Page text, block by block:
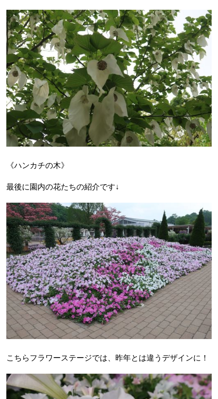
《ハンカチの木》
最後に園内の花たちの紹介です↓
こちらフラワーステージでは、昨年とは違うデザインに！